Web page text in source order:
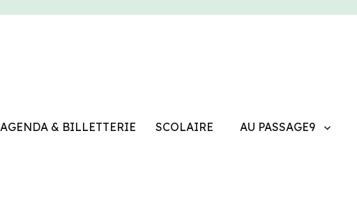
AGENDA & BILLETTERIE SCOLAIRE AU PASSAGE9